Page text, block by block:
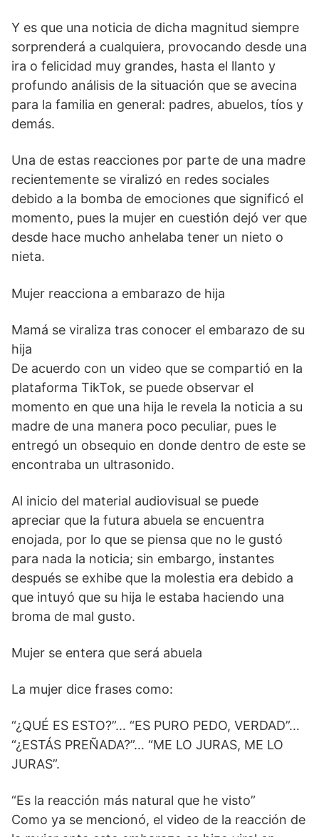
Y es que una noticia de dicha magnitud siempre
sorprenderá a cualquiera, provocando desde una
ira o felicidad muy grandes, hasta el llanto y
profundo análisis de la situación que se avecina
para la familia en general: padres, abuelos, tíos y
demás.
Una de estas reacciones por parte de una madre
recientemente se viralizó en redes sociales
debido a la bomba de emociones que significó el
momento, pues la mujer en cuestión dejó ver que
desde hace mucho anhelaba tener un nieto o
nieta.
Mujer reacciona a embarazo de hija
Mamá se viraliza tras conocer el embarazo de su
hija
De acuerdo con un video que se compartió en la
plataforma TikTok, se puede observar el
momento en que una hija le revela la noticia a su
madre de una manera poco peculiar, pues le
entregó un obsequio en donde dentro de este se
encontraba un ultrasonido.
Al inicio del material audiovisual se puede
apreciar que la futura abuela se encuentra
enojada, por lo que se piensa que no le gustó
para nada la noticia; sin embargo, instantes
después se exhibe que la molestia era debido a
que intuyó que su hija le estaba haciendo una
broma de mal gusto.
Mujer se entera que será abuela
La mujer dice frases como:
“¿QUÉ ES ESTO?”… “ES PURO PEDO, VERDAD”…
“¿ESTÁS PREÑADA?”… “ME LO JURAS, ME LO
JURAS”.
“Es la reacción más natural que he visto”
Como ya se mencionó, el video de la reacción de